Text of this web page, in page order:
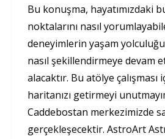
Bu konuşma, hayatımızdaki
noktalarını nasıl
deneyimlerin yaşam
nasıl şekillendirmeye devam
alacaktır. Bu atölye
haritanızı getirmeyi
Caddebostan merkezimizde
gerçekleşecektir. AstroArt